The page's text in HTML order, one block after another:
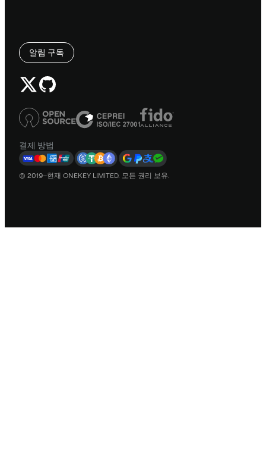
알림 구독
결제 방법
© 2019–현재 ONEKEY LIMITED. 모든 권리 보유.